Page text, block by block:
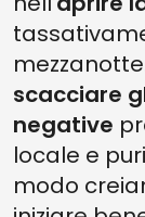
scacciare
negative
locale e
modo